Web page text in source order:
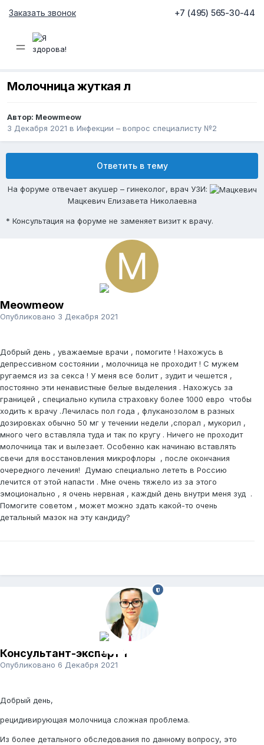
Заказать звонок +7 (495) 565-30-44
Молочница жуткая л
Автор: Meowmeow
3 Декабря 2021 в Инфекции – вопрос специалисту №2
Ответить в тему
На форуме отвечает акушер – гинеколог, врач УЗИ:
Мацкевич Елизавета Николаевна
* Консультация на форуме не заменяет визит к врачу.
Meowmeow
Опубликовано 3 Декабря 2021
Добрый день , уважаемые врачи , помогите ! Нахожусь в
депрессивном состоянии , молочница не проходит ! С мужем
ругаемся из за секса ! У меня все болит , зудит и чешется ,
постоянно эти ненавистные белые выделения . Нахожусь за
границей , специально купила страховку более 1000 евро чтобы
ходить к врачу .Лечилась пол года , флуканозолом в разных
дозировках обычно 50 мг у течении недели ,спорал , мукорил ,
много чего вставляла туда и так по кругу . Ничего не проходит
молочница так и вылезает. Особенно как начинаю вставлять
свечи для восстановления микрофлоры , после окончания
очередного лечения! Думаю специально лететь в Россию
лечится от этой напасти . Мне очень тяжело из за этого
эмоционально , я очень нервная , каждый день внутри меня зуд .
Помогите советом , может можно здать какой-то очень
детальный мазок на эту кандиду?
Консультант-эксперт 1
Опубликовано 6 Декабря 2021
Добрый день,
рецидивирующая молочница сложная проблема.
Из более детального обследования по данному вопросу, это